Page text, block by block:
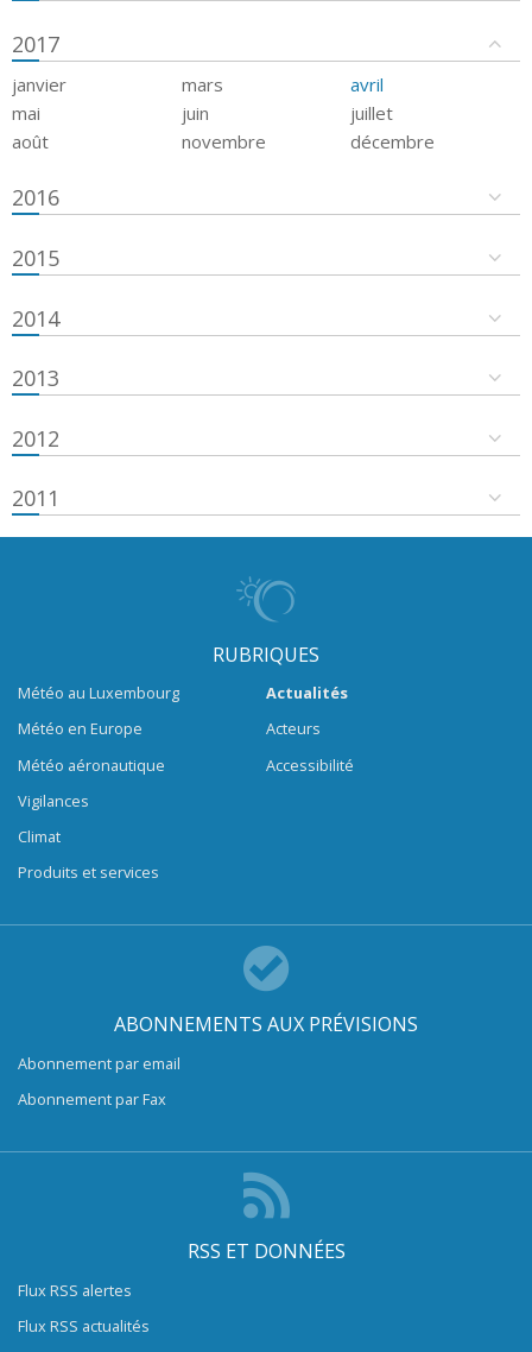
2017
janvier mars
avril
mai
juin
juillet
août
novembre décembre
2016
2015
2014
2013
2012
2011
RUBRIQUES
Météo au Luxembourg
Météo en Europe
Météo aéronautique
Vigilances
Climat
Produits et services
Actualités
Acteurs
Accessibilité
ABONNEMENTS AUX PRÉVISIONS
Abonnement par email
Abonnement par Fax
RSS ET DONNÉES
Flux RSS alertes
Flux RSS actualités